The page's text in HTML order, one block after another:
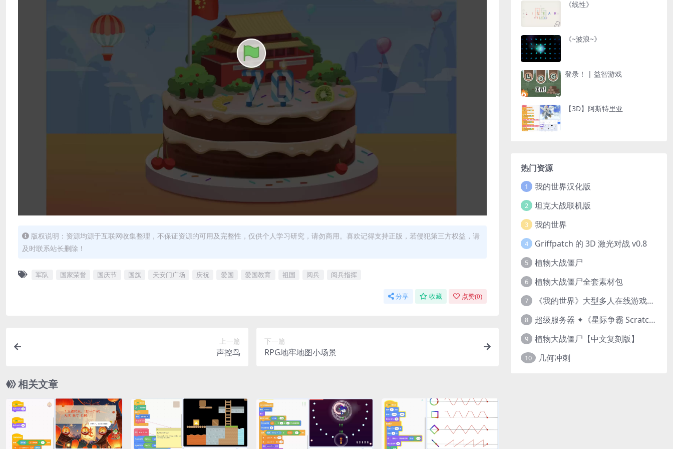
版权说明：资源均源于互联网收集整理，不保证资源的可用及完整性，仅供个人学习研究，请勿商用。喜欢记得支持正版，若侵犯第三方权益，请
及时联系站长删除！
军队 国家荣誉 国庆节 国旗 天安门广场 庆祝 爱国 爱国教育 祖国 阅兵 阅兵指挥
分享 收藏 点赞(0)
上一篇
声控鸟
下一篇
RPG地牢地图小场景
相关文章
《线性》
《~波浪~》
登录！ | 益智游戏
【3D】阿斯特里亚
热门资源
1 我的世界汉化版
2 坦克大战联机版
3 我的世界
4 Griffpatch 的 3D 激光对战 v0.8
5 植物大战僵尸
6 植物大战僵尸全套素材包
7 《我的世界》大型多人在线游戏（MMO）v1.7
8 超级服务器 ✦《星际争霸 Scratch（经典版本）》
9 植物大战僵尸【中文复刻版】
10 几何冲刺